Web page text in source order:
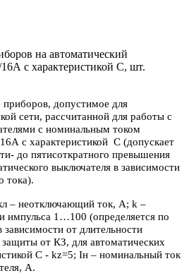
на автоматический
с характеристикой C, шт.
допустимое для
сети, рассчитанной для работы с
с номинальным током
с характеристикой С (допускает
до пятисоткратного превышения
выключателя в зависимости
тока).
– неотключающий ток, А; k –
импульса 1…100 (определяется по
от длительности
от КЗ, для автоматических
C - kz=5; Iн – номинальный ток
А.